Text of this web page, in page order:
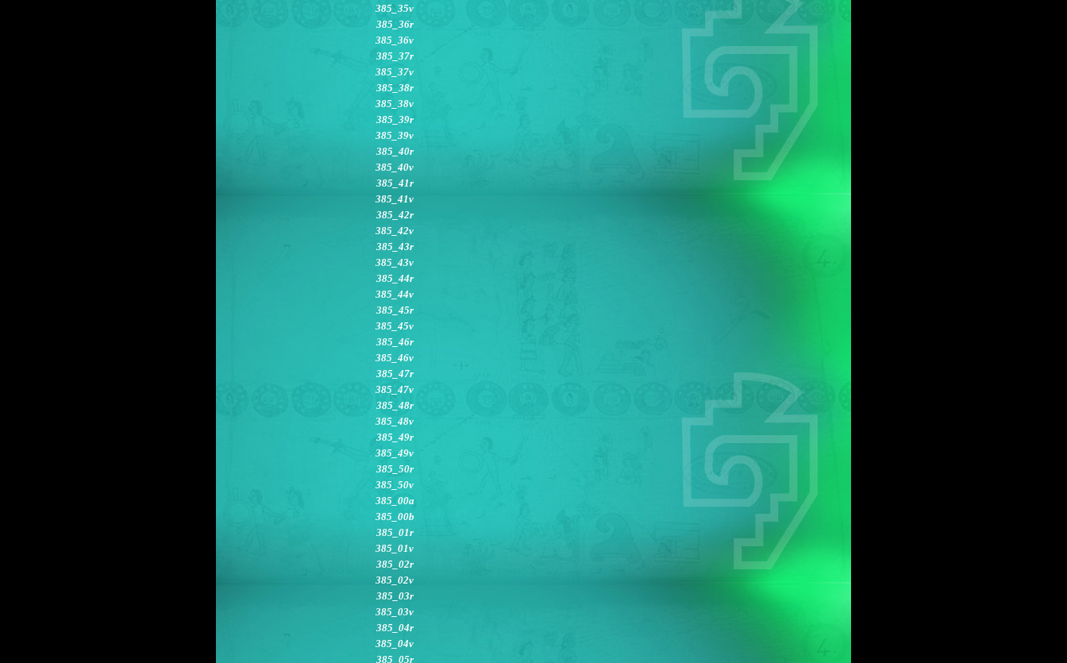
385_35v
385_36r
385_36v
385_37r
385_37v
385_38r
385_38v
385_39r
385_39v
385_40r
385_40v
385_41r
385_41v
385_42r
385_42v
385_43r
385_43v
385_44r
385_44v
385_45r
385_45v
385_46r
385_46v
385_47r
385_47v
385_48r
385_48v
385_49r
385_49v
385_50r
385_50v
385_00a
385_00b
385_01r
385_01v
385_02r
385_02v
385_03r
385_03v
385_04r
385_04v
385_05r